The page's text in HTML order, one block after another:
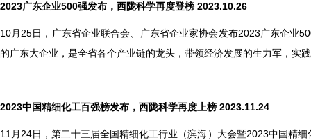
2023广东企业500强发布，西陇科学再度登榜 2023.10.26
10月25日，广东省企业联合会、广东省企业家协会发布2023广东企业
的广东大企业，是全省各个产业链的龙头，带领经济发展的生力军，实
2023中国精细化工百强榜发布，西陇科学再度上榜 2023.11.24
11 月24日，第二十三届全国精细化工行业（滨海）大会暨2023中国精